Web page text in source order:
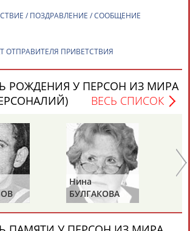
КОНТАКТЫ НАШИ КНОПКИ РЕКЛАМА
и совместной деятельностиinform@infosport.ru
рассылке: 996
/ ПОЗДРАВЛЕНИЕ / СООБЩЕНИЕ
ОТПРАВИТЕЛЯ ПРИВЕТСТВИЯ
РОЖДЕНИЯ У ПЕРСОН ИЗ МИРА
ВЕСЬ СПИСОК
Нина
БУЛГАКОВА